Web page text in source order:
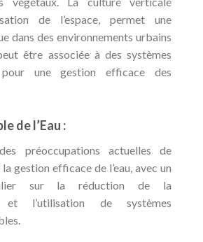
de l’espace, permet une
dans des environnements urbains
être associée à des systèmes
pour une gestion efficace des
de l’Eau :
préoccupations actuelles de
gestion efficace de l’eau, avec un
sur la réduction de la
et l’utilisation de systèmes